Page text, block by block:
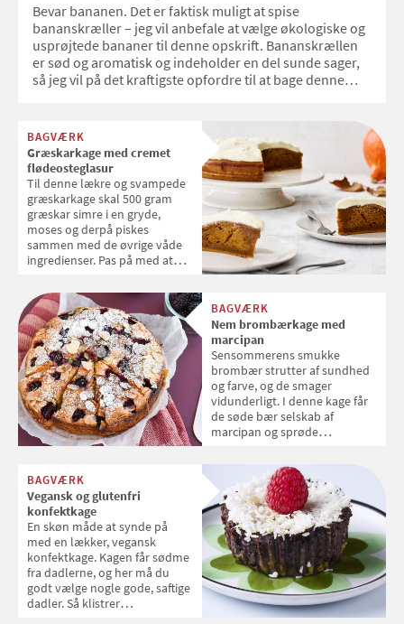
Bevar bananen. Det er faktisk muligt at spise
bananskræller – jeg vil anbefale at vælge økologiske og
usprøjtede bananer til denne opskrift. Bananskrællen
er sød og aromatisk og indeholder en del sunde sager,
så jeg vil på det kraftigste opfordre til at bage denne
BAGVÆRK
Græskarkage med cremet
flødeosteglasur
Til denne lækre og svampede
græskarkage skal 500 gram
græskar simre i en gryde,
moses og derpå piskes
sammen med de øvrige våde
ingredienser. Pas på med at
den våde masse sammen med
de tørre ingredienser.
BAGVÆRK
Nem brombærkage med
marcipan
Sensommerens smukke
brombær strutter af sundhed
og farve, og de smager
vidunderligt. I denne kage får
de søde bær selskab af
marcipan og sprøde
BAGVÆRK
Vegansk og glutenfri
konfektkage
En skøn måde at synde på
med en lækker, vegansk
konfektkage. Kagen får sødme
fra dadlerne, og her må du
godt vælge nogle gode, saftige
dadler. Så klistrer